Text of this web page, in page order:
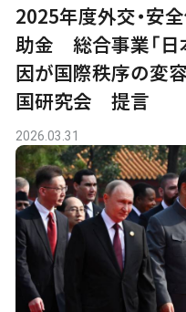
2025年度外交・安
助金 総合事業「日
因が国際秩序の変
国研究会 提言
2026.03.31